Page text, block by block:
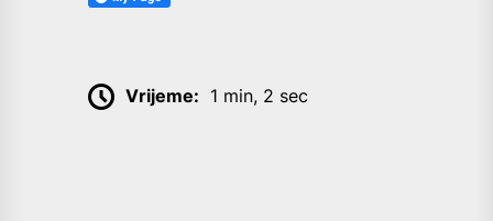
Vrijeme: 1 min, 2 sec